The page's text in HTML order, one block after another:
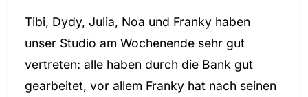
Tibi, Dydy, Julia, Noa und Franky haben
unser Studio am Wochenende sehr gut
vertreten: alle haben durch die Bank gut
gearbeitet, vor allem Franky hat nach seinen